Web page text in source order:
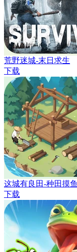
荒野迷城-末日求生
下载
这城有良田-种田摸鱼
下载